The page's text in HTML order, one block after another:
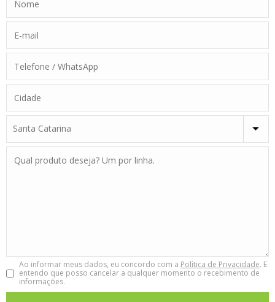
Ao informar meus dados, eu concordo com a Política de Privacidade. E
entendo que posso cancelar a qualquer momento o recebimento de
informações.